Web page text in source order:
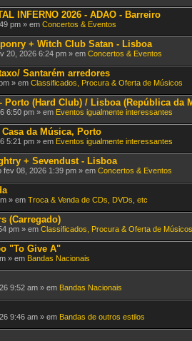
e
x
o
(
s
)
INFERNO 2026 - ADAO - Barreiro
pm » em Concertos & Eventos
+ Witch Club Satan - Lisboa
20, 2026 6:24 pm » em Concertos & Eventos
Santarém arredores
» em Classificados, Procura & Oferta de Músicos
Porto (Hard Club) / Lisboa (República da
6:50 pm » em Eventos igualmente interessantes
da Música, Porto
5:21 pm » em Eventos igualmente interessantes
+ Sevendust - Lisboa
fev 08, 2026 1:39 pm » em Concertos & Eventos
» em Troca & Venda de CDs, DVDs, etc
(Carregado)
pm » em Classificados, Procura & Oferta de Músicos
"To Give A"
» em Bandas Nacionais
9:52 am » em Bandas Nacionais
9:46 am » em Bandas de outros estilos